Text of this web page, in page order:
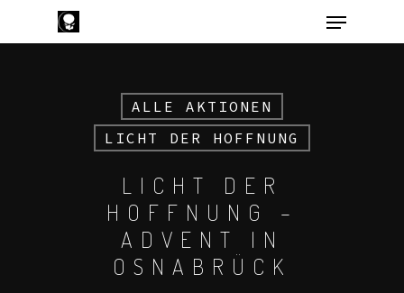
Hit enter to search or ESC to close
ALLE AKTIONEN
LICHT DER HOFFNUNG
LICHT DER
HOFFNUNG –
ADVENT IN
OSNABRÜCK